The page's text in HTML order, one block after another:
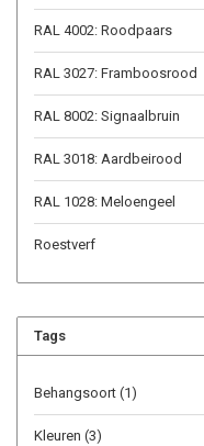
RAL 4002: Roodpaars
RAL 3027: Framboosrood
RAL 8002: Signaalbruin
RAL 3018: Aardbeirood
RAL 1028: Meloengeel
Roestverf
Tags
Behangsoort (1)
Kleuren (3)